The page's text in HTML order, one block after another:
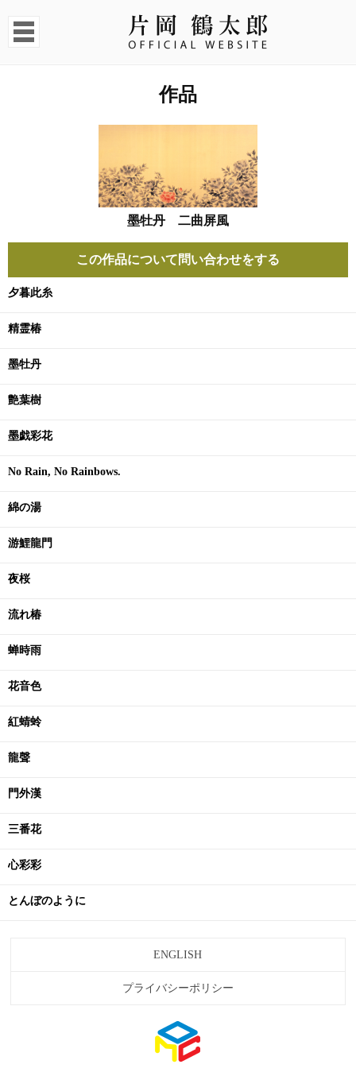
作品
墨牡丹 二曲屏風
この作品について問い合わせをする
夕暮此糸
精霊椿
墨牡丹
艶葉樹
墨戯彩花
No Rain, No Rainbows.
綿の湯
游鯉龍門
夜桜
流れ椿
蝉時雨
花音色
紅蜻蛉
龍聲
門外漢
三番花
心彩彩
とんぼのように
ENGLISH
プライバシーポリシー